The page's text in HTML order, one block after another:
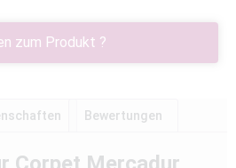
zum Produkt ?
Bewertungen